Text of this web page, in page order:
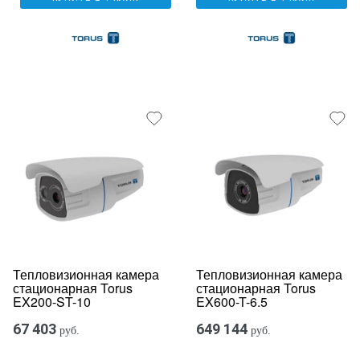
Тепловизионная камера
стационарная Torus
EX200-ST-10
67 403 руб.
Тепловизионная камера
стационарная Torus
EX600-T-6.5
649 144 руб.